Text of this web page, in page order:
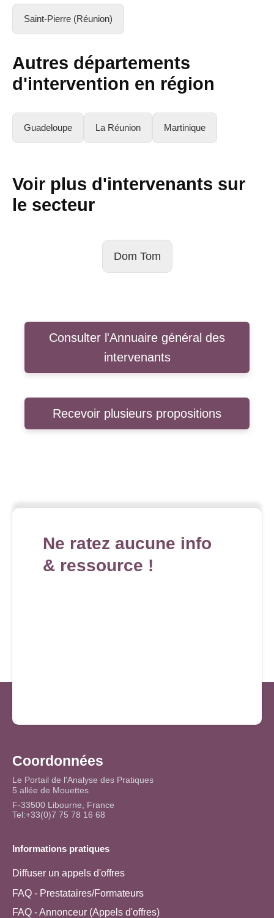
Saint-Pierre (Réunion)
Autres départements
d'intervention en région
Guadeloupe La Réunion Martinique
Voir plus d'intervenants sur
le secteur
Dom Tom
Consulter l'Annuaire général des
intervenants
Recevoir plusieurs propositions
Ne ratez aucune info
& ressource !
Coordonnées
Le Portail de l'Analyse des Pratiques
5 allée de Mouettes
F-33500 Libourne, France
Tel:+33(0)7 75 78 16 68
Informations pratiques
Diffuser un appels d'offres
FAQ - Prestataires/Formateurs
FAQ - Annonceur (Appels d'offres)